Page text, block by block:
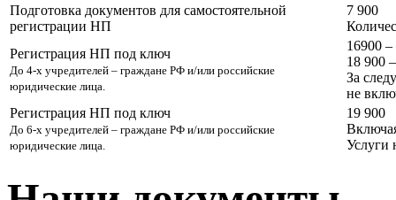
Подготовка документов для самостоятельной
регистрации НП
7 900
Регистрация НП под ключ
До 4-х учредителей – граждане РФ и/или российские
юридические лица.
16900
18 900
За
не
Регистрация НП под ключ
До 6-х учредителей – граждане РФ и/или российские
юридические лица.
19 900
Услуги